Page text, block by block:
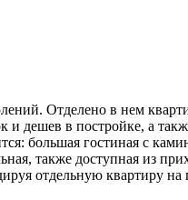
Отделено в нем
дешев в постройке, а
большая гостиная с
также доступная из
отдельную квартиру